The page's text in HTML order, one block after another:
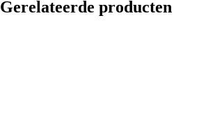
Gerelateerde producten